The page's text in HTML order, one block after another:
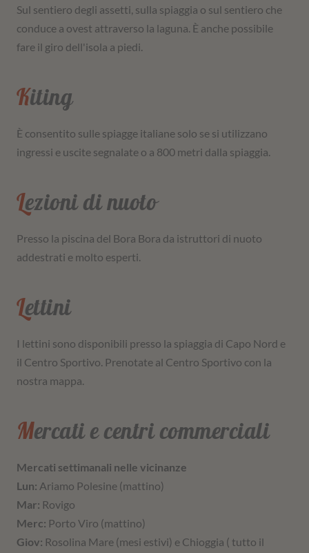
Sul sentiero degli assetti, sulla spiaggia o sul sentiero che
conduce a ovest attraverso la laguna. È anche possibile
fare il giro dell'isola a piedi.
Kiting
È consentito sulle spiagge italiane solo se si utilizzano
ingressi e uscite segnalate o a 800 metri dalla spiaggia.
Lezioni di nuoto
Presso la piscina del Bora Bora da istruttori di nuoto
addestrati e molto esperti.
Lettini
I lettini sono disponibili presso la spiaggia di Capo Nord e
il Centro Sportivo. Prenotate al Centro Sportivo con la
nostra mappa.
Mercati e centri commerciali
Mercati settimanali nelle vicinanze
Lun: Ariamo Polesine (mattino)
Mar: Rovigo
Merc: Porto Viro (mattino)
Giov: Rosolina Mare (mesi estivi) e Chioggia ( tutto il